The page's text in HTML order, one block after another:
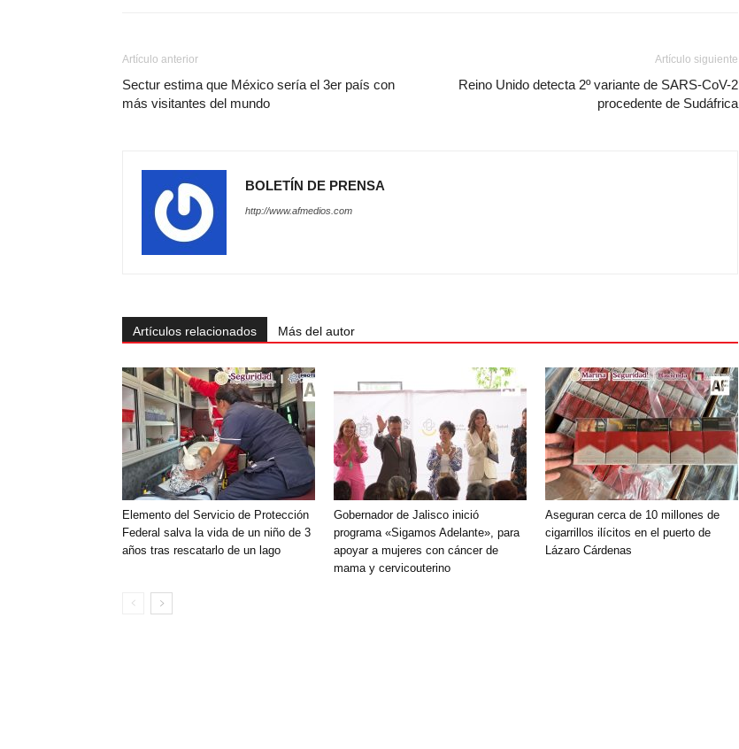
Artículo anterior
Sectur estima que México sería el 3er país con
más visitantes del mundo
Artículo siguiente
Reino Unido detecta 2º variante de SARS-CoV-2
procedente de Sudáfrica
BOLETÍN DE PRENSA
http://www.afmedios.com
Artículos relacionados Más del autor
Elemento del Servicio de Protección
Federal salva la vida de un niño de 3
años tras rescatarlo de un lago
Gobernador de Jalisco inició
programa «Sigamos Adelante», para
apoyar a mujeres con cáncer de
mama y cervicouterino
Aseguran cerca de 10 millones de
cigarrillos ilícitos en el puerto de
Lázaro Cárdenas